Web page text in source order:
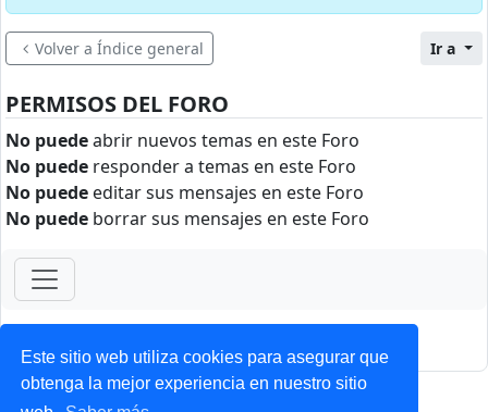
Este sitio web utiliza cookies para asegurar que
obtenga la mejor experiencia en nuestro sitio
Volver a Índice general Ir a
PERMISOS DEL FORO
No puedeabrir nuevos temas en este Foro
No puede responder a temas en este Foro
No puede editar sus mensajes en este Foro
No puede borrar sus mensajes en este Foro
ForoClub 2025
Privacidad| Condiciones